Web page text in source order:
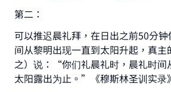
第二：
可以推迟晨礼拜，在日出之前50分
间从黎明出现一直到太阳升起，真主
之）说：“你们礼晨礼时，晨礼时间
太阳露出为止。”《穆斯林圣训实录